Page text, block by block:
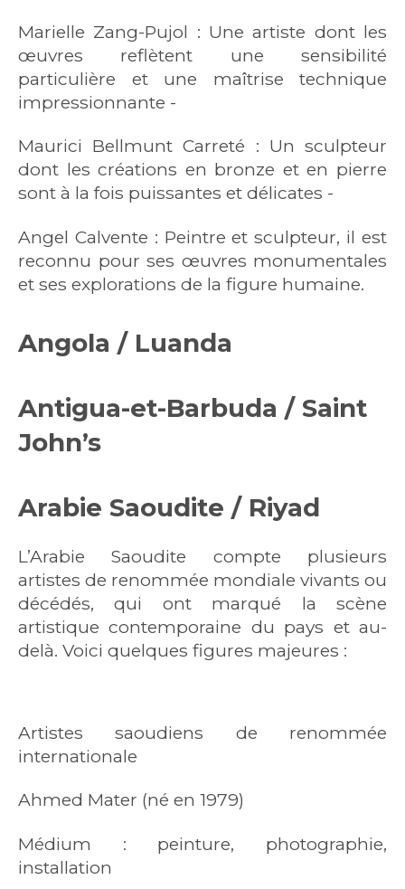
Marielle Zang-Pujol : Une artiste dont les
œuvres reflètent une sensibilité
particulière et une maîtrise technique
impressionnante -
Maurici Bellmunt Carreté : Un sculpteur
dont les créations en bronze et en pierre
sont à la fois puissantes et délicates -
Angel Calvente : Peintre et sculpteur, il est
reconnu pour ses œuvres monumentales
et ses explorations de la figure humaine.
Angola / Luanda
Antigua-et-Barbuda / Saint
John’s
Arabie Saoudite / Riyad
L’Arabie Saoudite compte plusieurs
artistes de renommée mondiale vivants ou
décédés, qui ont marqué la scène
artistique contemporaine du pays et au-
delà. Voici quelques figures majeures :
Artistes saoudiens de renommée
internationale
Ahmed Mater (né en 1979)
Médium : peinture, photographie,
installation